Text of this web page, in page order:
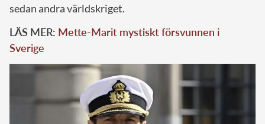
sedan andra världskriget.
LÄS MER: Mette-Marit mystiskt försvunnen i
Sverige